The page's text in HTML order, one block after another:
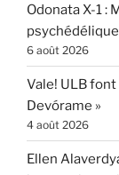
Odonata X-1 :
6 août 2026
Vale! ULB
Devórame »
4 août 2026
Ellen